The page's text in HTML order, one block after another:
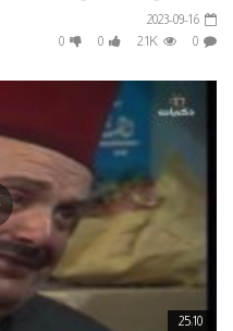
2023-09-16
0
2.1K
0
0
25:10